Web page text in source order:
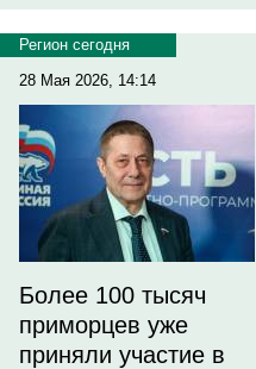
Регион сегодня
28 Мая 2026, 14:14
Более 100 тысяч
приморцев уже
приняли участие в